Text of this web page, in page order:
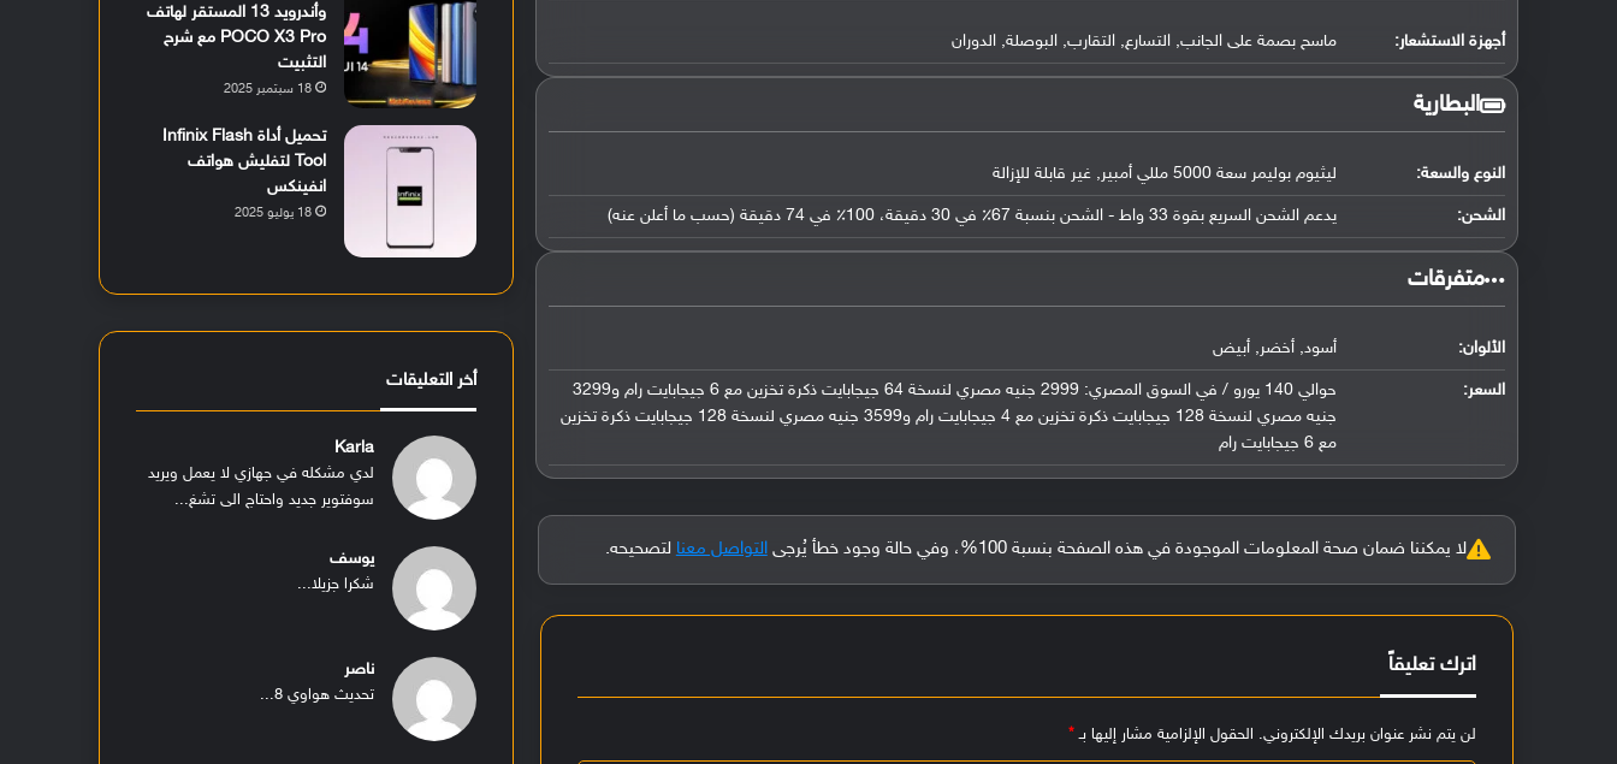
أجهزة الاستشعار: ماسح بصمة على الجانب, التسارع, التقارب, البوصلة, الدوران
البطارية
النوع والسعة: ليثيوم بوليمر سعة 5000 مللي أمبير, غير قابلة للإزالة
الشحن: يدعم الشحن السريع بقوة 33 واط - الشحن بنسبة 67٪ في 30 دقيقة، 100٪ في 74 دقيقة (حسب ما أعلن عنه)
‏متفرقات‏
الألوان: أسود, أخضر, أبيض
السعر:
حوالي 140 يورو / في السوق المصري: 2999 جنيه مصري لنسخة 64 جيجابايت ذكرة تخزين مع 6 جيجابايت رام و3299
جنيه مصري لنسخة 128 جيجابايت ذكرة تخزين مع 4 جيجابايت رام و3599 جنيه مصري لنسخة 128 جيجابايت ذكرة تخزين
مع 6 جيجابايت رام
لا يمكننا ضمان صحة المعلومات الموجودة في هذه الصفحة بنسبة 100%، وفي حالة وجود خطأ يُرجى التواصل معنا لتصحيحه.
اترك تعليقاً
لن يتم نشر عنوان بريدك الإلكتروني. الحقول الإلزامية مشار إليها بـ*
وأندرويد 13 المستقر لهاتف
POCO X3 Pro مع شرح
التثبيت
18 سبتمبر 2025
تحميل أداة Infinix Flash
Tool لتفليش هواتف
انفينكس
18 يوليو 2025
أخر التعليقات
Karla
لدي مشكله في جهازي لا يعمل ويريد
سوفتوير جديد واحتاج الى تشغ...
يوسف
شكرا جزيلا...
ناصر
تحديث هواوي 8...